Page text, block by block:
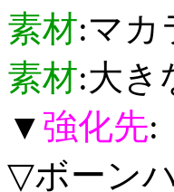
素材:マカ
素材:大き
▼ 強化先:
▽ボーン